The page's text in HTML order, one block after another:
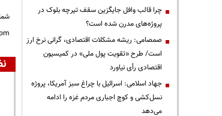
چرا قالب وافل جایگزین سقف تیرچه بلوک در
پروژه‌های مدرن شده است؟
صمصامی: ریشه مشکلات اقتصادی، گرانی نرخ ارز
است/ طرح «تقویت پول ملی» در کمیسیون
اقتصادی رأی نیاورد
جهاد اسلامی: اسرائیل با چراغ سبز آمریکا، پروژه
نسل‌کشی و کوچ اجباری مردم غزه را ادامه
می‌دهد